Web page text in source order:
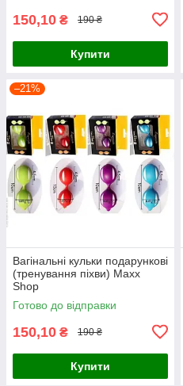
150,10 ₴ 190 ₴
Купити
–21%
Вагінальні кульки подарункові
(тренування піхви) Maxx
Shop
Готово до відправки
150,10 ₴ 190 ₴
Купити